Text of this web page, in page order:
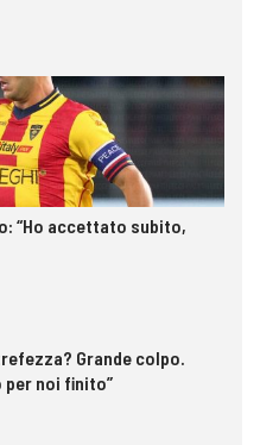
“Ho accettato subito,
Grande colpo.
per noi finito”